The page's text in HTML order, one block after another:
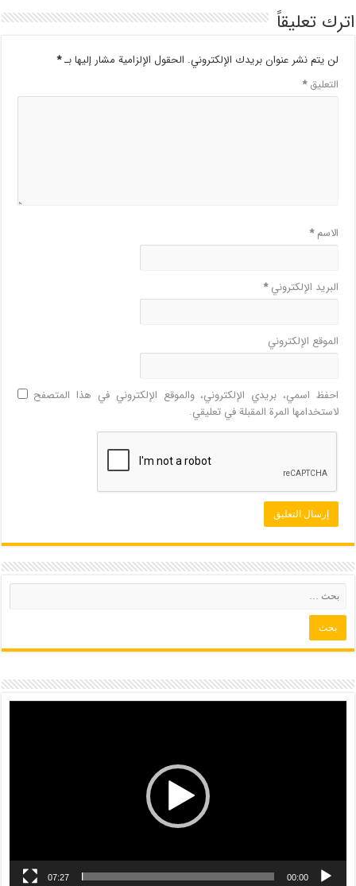
اترك تعليقاً
لن يتم نشر عنوان بريدك الإلكتروني. الحقول الإلزامية مشار إليها بـ*
التعليق*
الاسم*
البريد الإلكتروني*
الموقع الإلكتروني
احفظ اسمي، بريدي الإلكتروني، والموقع الإلكتروني في هذا المتصفح
لاستخدامها المرة المقبلة في تعليقي.
00:00
07:27